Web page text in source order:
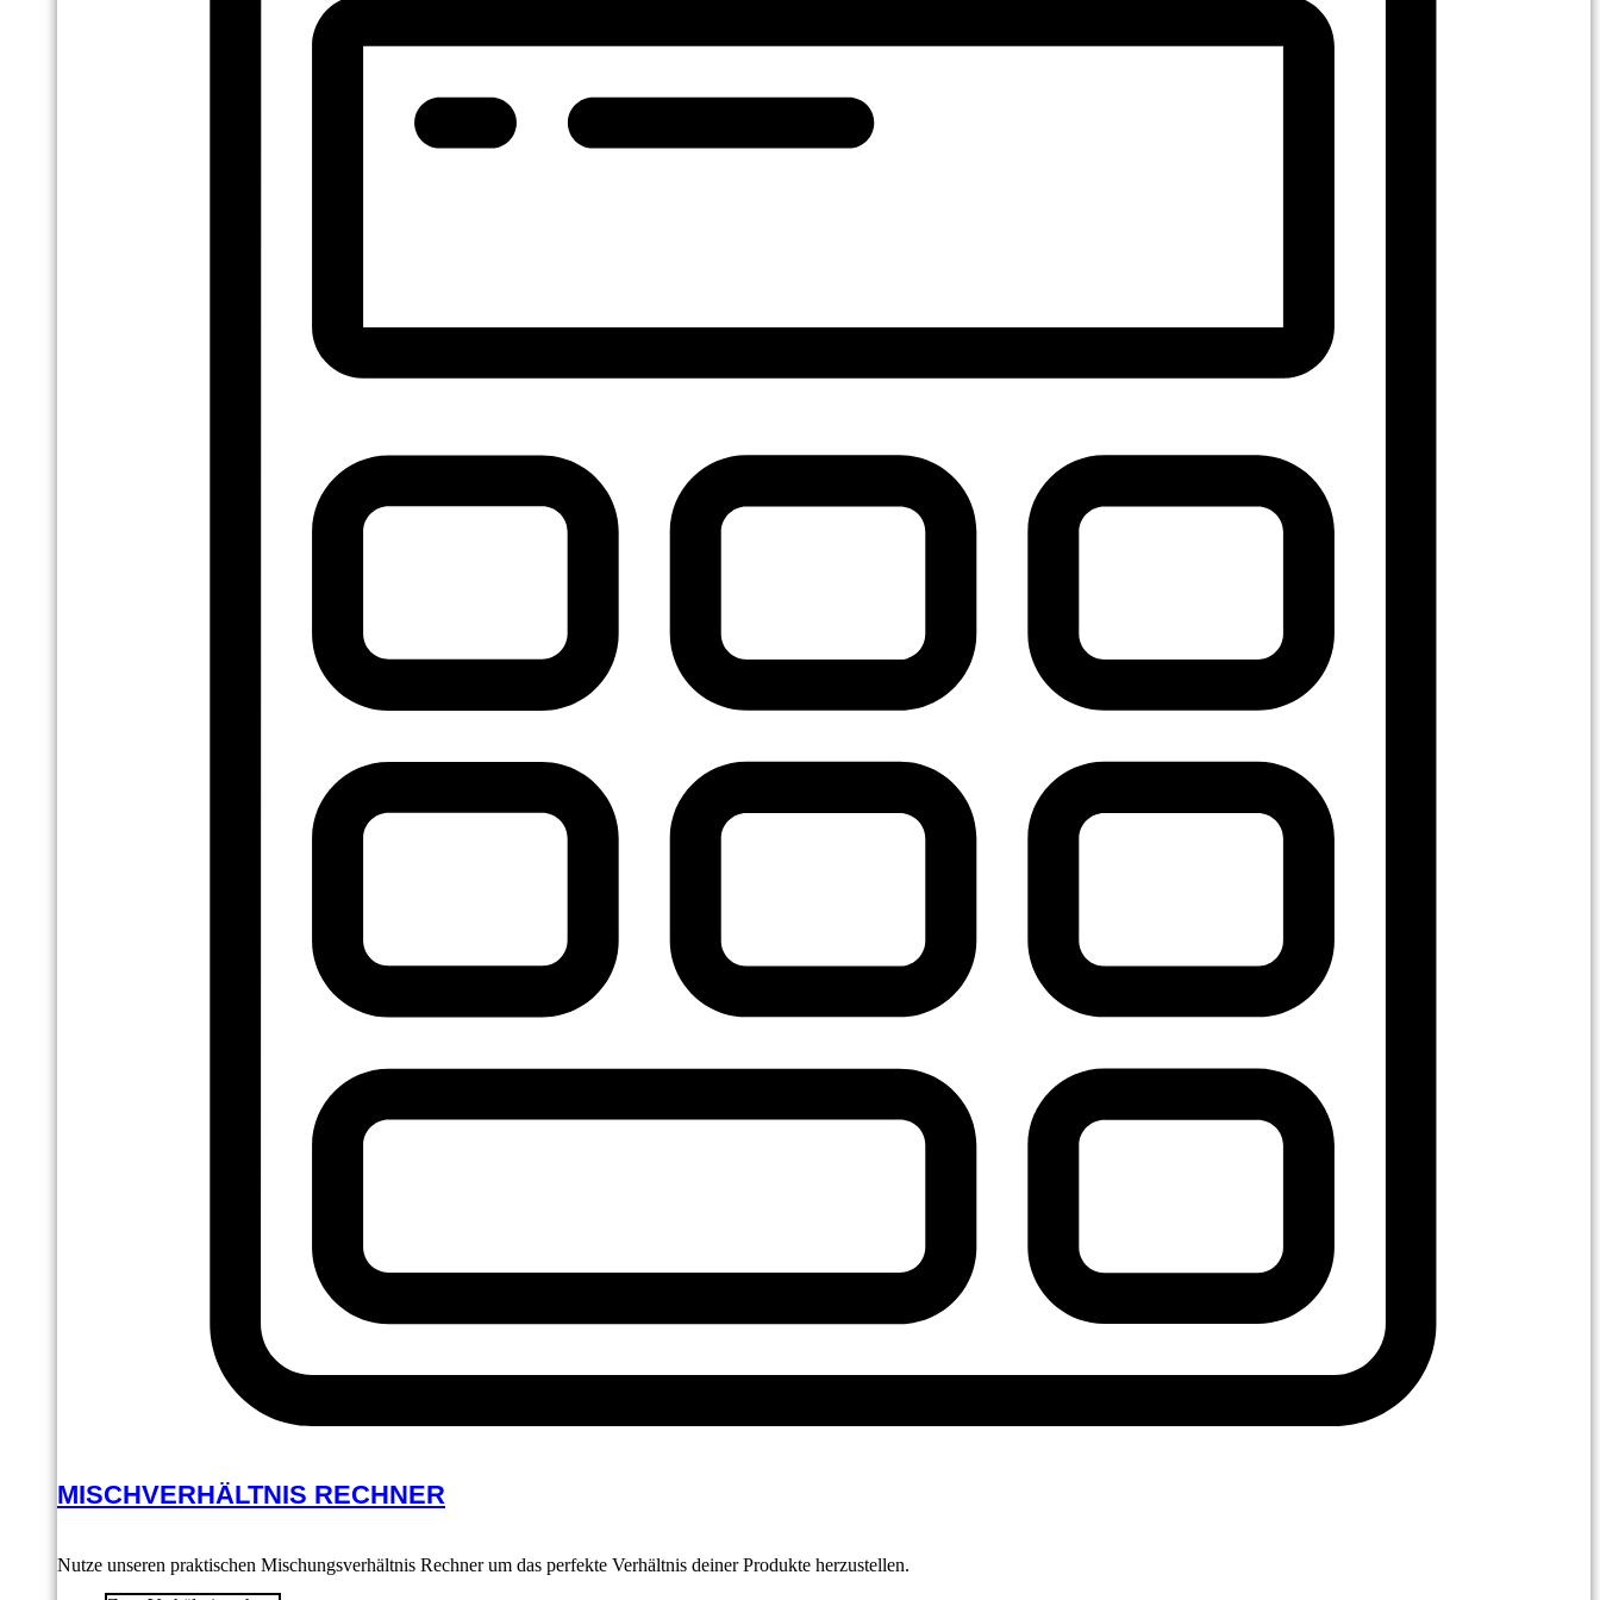
MISCHVERHÄLTNIS RECHNER
Nutze unseren praktischen Mischungsverhältnis Rechner um das perfekte Verhältnis deiner Produkte herzustellen.